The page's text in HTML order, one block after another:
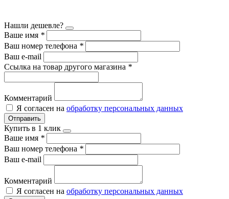
Нашли дешевле?
Ваше имя *
Ваш номер телефона *
Ваш e-mail
Ссылка на товар другого магазина *
Комментарий
Я согласен на обработку персональных данных
Отправить
Купить в 1 клик
Ваше имя *
Ваш номер телефона *
Ваш e-mail
Комментарий
Я согласен на обработку персональных данных